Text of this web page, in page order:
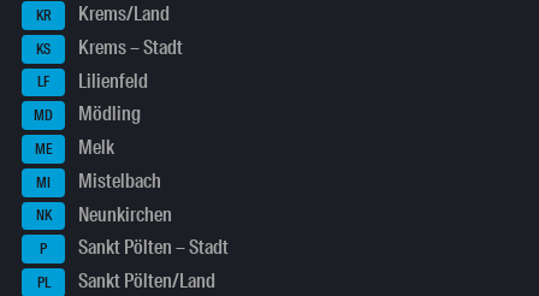
KR Krems/Land
KS Krems – Stadt
LF Lilienfeld
MD Mödling
ME Melk
MI Mistelbach
NK Neunkirchen
P Sankt Pölten – Stadt
PL Sankt Pölten/Land